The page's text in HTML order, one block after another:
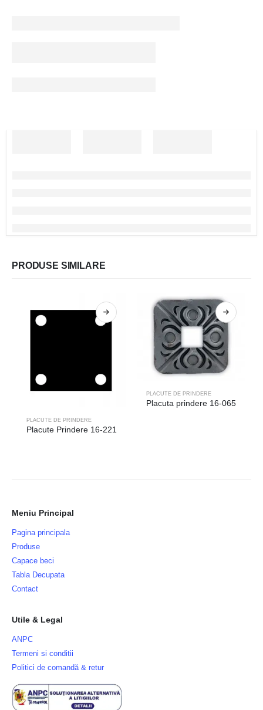
PRODUSE SIMILARE
PLACUTE DE PRINDERE
Placute Prindere 16-221
PLACUTE DE PRINDERE
Placuta prindere 16-065
Meniu Principal
Pagina principala
Produse
Capace beci
Tabla Decupata
Contact
Utile & Legal
ANPC
Termeni si conditii
Politici de comandă & retur